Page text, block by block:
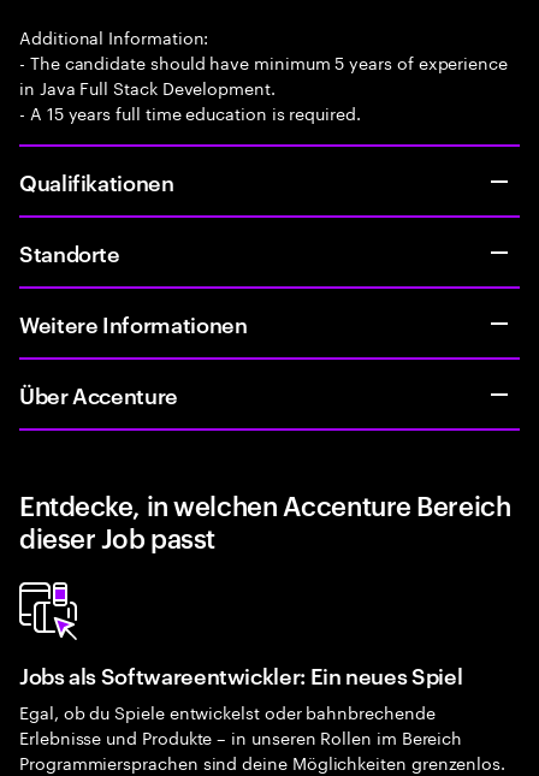
Additional Information:
- The candidate should have minimum 5 years of experience
in Java Full Stack Development.
- A 15 years full time education is required.
Qualifikationen
Standorte
Weitere Informationen
Über Accenture
Entdecke, in welchen Accenture Bereich
dieser Job passt
Jobs als Softwareentwickler: Ein neues Spiel
Egal, ob du Spiele entwickelst oder bahnbrechende
Erlebnisse und Produkte – in unseren Rollen im Bereich
Programmiersprachen sind deine Möglichkeiten grenzenlos.